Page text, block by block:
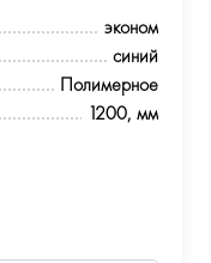
эконом
синий
Полимерное
1200, мм